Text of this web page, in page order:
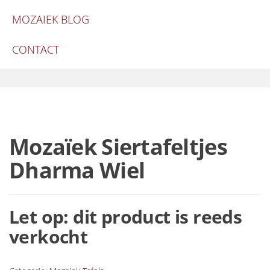
MOZAIEK BLOG
CONTACT
Mozaïek Siertafeltjes
Dharma Wiel
Let op: dit product is reeds
verkocht